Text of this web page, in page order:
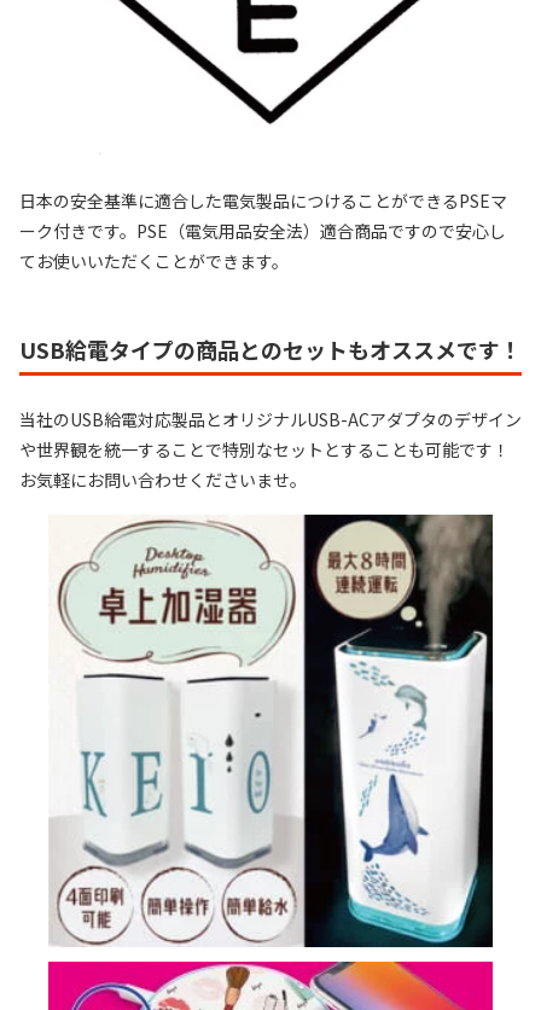
日本の安全基準に適合した電気製品につけることができるPSEマ
ーク付きです。PSE（電気用品安全法）適合商品ですので安心し
てお使いいただくことができます。
USB給電タイプの商品とのセットもオススメです！
当社のUSB給電対応製品とオリジナルUSB-ACアダプタのデザイン
や世界観を統一することで特別なセットとすることも可能です！
お気軽にお問い合わせくださいませ。